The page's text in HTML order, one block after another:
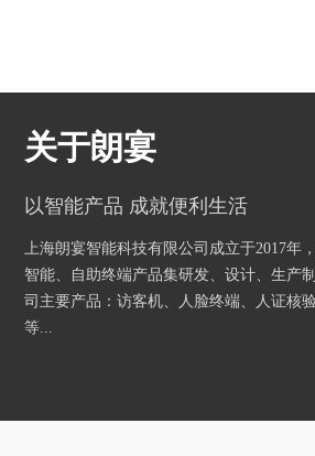
关于朗宴
以智能产品 成就便利生活
上海朗宴智能科技有限公司成立于2017年
智能、自助终端产品集研发、设计、生产
司主要产品：访客机、人脸终端、人证核
等...